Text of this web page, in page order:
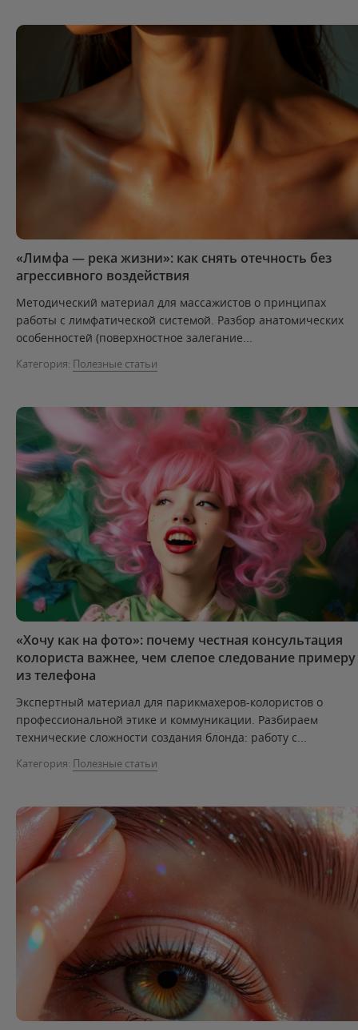
«Лимфа — река жизни»: как снять отечность без
агрессивного воздействия
Методический материал для массажистов о принципах
работы с лимфатической системой. Разбор анатомических
особенностей (поверхностное залегание...
Категория: Полезные статьи
«Хочу как на фото»: почему честная консультация
колориста важнее, чем слепое следование примеру
из телефона
Экспертный материал для парикмахеров-колористов о
профессиональной этике и коммуникации. Разбираем
технические сложности создания блонда: работу с...
Категория: Полезные статьи